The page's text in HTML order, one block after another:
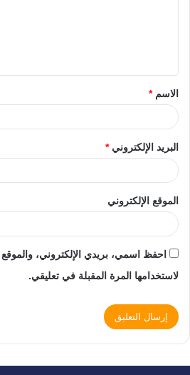
الاسم*
البريد الإلكتروني*
الموقع الإلكتروني
احفظ اسمي، بريدي الإلكتروني،
لاستخدامها المرة المقبلة في تعليقي.